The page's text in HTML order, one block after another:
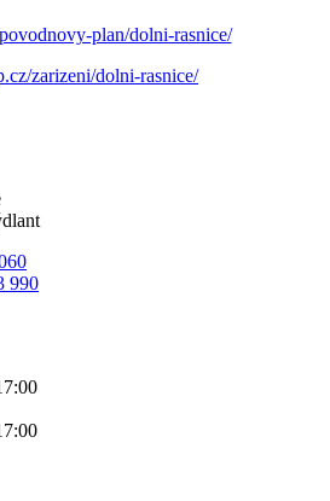
plan/dolni-rasnice/
zarizeni/dolni-rasnice/
990